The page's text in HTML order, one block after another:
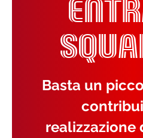
Basta un
realizzazione